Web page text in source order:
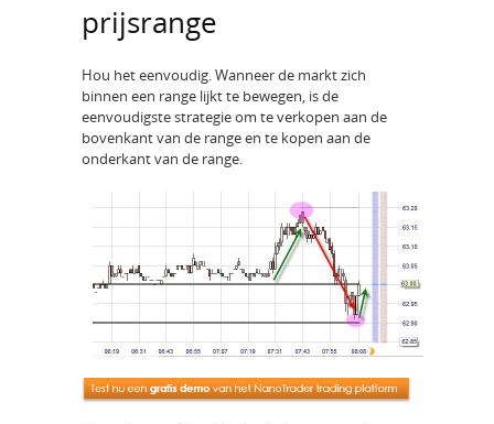
prijsrange
Hou het eenvoudig. Wanneer de markt zich
binnen een range lijkt te bewegen, is de
eenvoudigste strategie om te verkopen aan de
bovenkant van de range en te kopen aan de
onderkant van de range.